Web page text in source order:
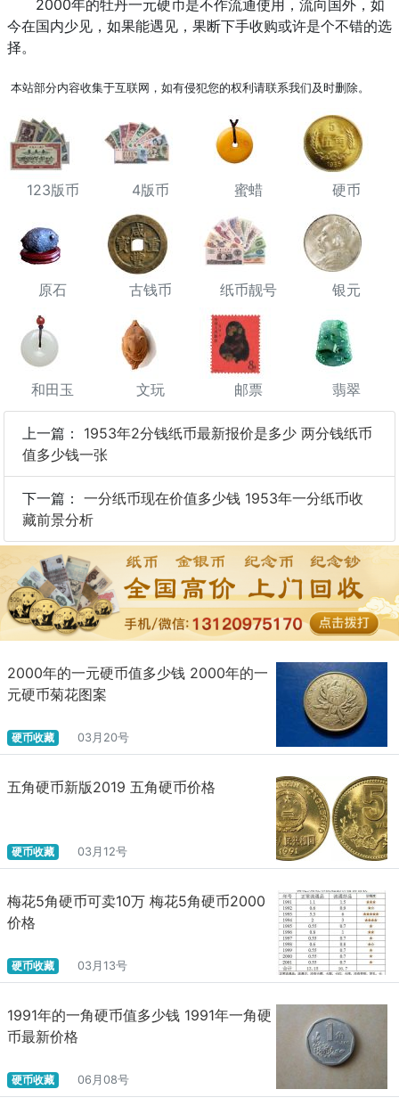
2000年的牡丹一元硬币是不作流通使用，流向国外，如
今在国内少见，如果能遇见，果断下手收购或许是个不错的选
择。
本站部分内容收集于互联网，如有侵犯您的权利请联系我们及时删除。
123版币 4版币 蜜蜡 硬币
原石 古钱币 纸币靓号 银元
和田玉 文玩 邮票 翡翠
上一篇： 1953年2分钱纸币最新报价是多少 两分钱纸币
值多少钱一张
下一篇： 一分纸币现在价值多少钱 1953年一分纸币收
藏前景分析
2000年的一元硬币值多少钱 2000年的一
元硬币菊花图案
硬币收藏 03月20号
五角硬币新版2019 五角硬币价格
硬币收藏 03月12号
梅花5角硬币可卖10万 梅花5角硬币2000
价格
硬币收藏 03月13号
1991年的一角硬币值多少钱 1991年一角硬
币最新价格
硬币收藏 06月08号